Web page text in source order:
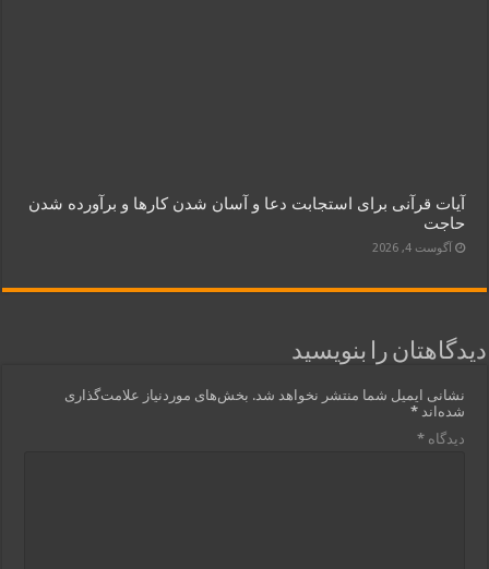
آیات قرآنی برای استجابت دعا و آسان شدن کارها و برآورده شدن
حاجت
آگوست 4, 2026
دیدگاهتان را بنویسید
نشانی ایمیل شما منتشر نخواهد شد. بخش‌های موردنیاز علامت‌گذاری
شده‌اند*
دیدگاه*